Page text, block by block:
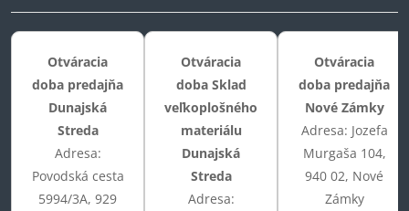
Otváracia
doba predajňa
Dunajská
Streda
Adresa:
Povodská cesta
5994/3A, 929
Otváracia
doba Sklad
veľkoplošného
materiálu
Dunajská
Streda
Adresa:
Otváracia
doba predajňa
Nové Zámky
Adresa: Jozefa
Murgaša 104,
940 02, Nové
Zámky